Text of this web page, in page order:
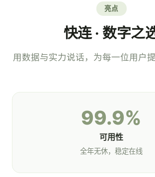
亮点
快连 · 数字之
用数据与实力说话，为每一位用户
99.9%
可用性
全年无休，稳定在线